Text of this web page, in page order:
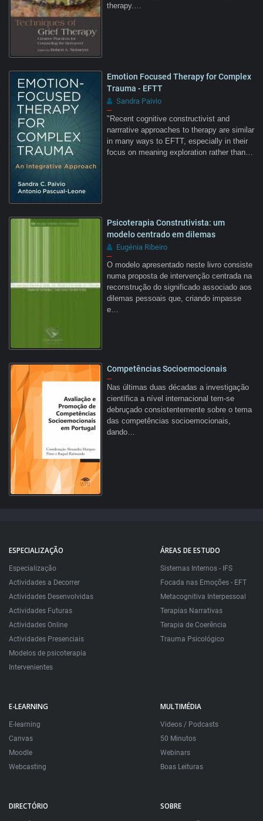
therapy.…
Emotion Focused Therapy for Complex
Trauma - EFTT
Sandra Paivio
–
"Recent cognitive constructivist and
narrrative approaches to therapy are similar
in many ways to EFTT, especially in their
focus on meaning exploration rather than…
Psicoterapia Construtivista: um
modelo centrado em dilemas
Eugénia Ribeiro
–
O modelo apresentado neste livro consiste
numa proposta de intervenção centrada na
reconstrução do significado associado aos
dilemas pessoais que, criando impasse
e…
Competências Socioemocionais
–
Nas últimas duas décadas a investigação
científica a nível internacional tem-se
debruçado consistentemente sobre o tema
das competências socioemocionais,
dando…
ESPECIALIZAÇÃO
Especialização
Actividades a Decorrer
Actividades Desenvolvidas
Actividades Futuras
Actividades Online
Actividades Presenciais
Modelos de psicoterapia
Intervenientes
ÁREAS DE ESTUDO
Sistemas Internos - IFS
Focada nas Emoções - EFT
Metacognitiva Interpessoal
Terapias Narrativas
Terapia de Coerência
Trauma Psicológico
E-LEARNING
E-learning
Canvas
Moodle
Webcasting
MULTIMÉDIA
Videos / Podcasts
50 Minutos
Webinars
Boas Leituras
DIRECTÓRIO SOBRE